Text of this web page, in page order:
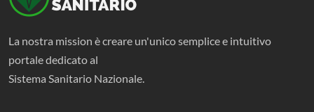
La nostra mission è creare un'unico semplice e intuitivo
portale dedicato al
Sistema Sanitario Nazionale.